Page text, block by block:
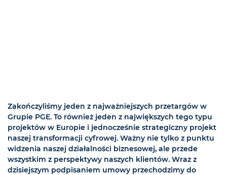
Zakończyliśmy jeden z najważniejszych przetargów w
Grupie PGE. To również jeden z największych tego typu
projektów w Europie i jednocześnie strategiczny projekt
naszej transformacji cyfrowej. Ważny nie tylko z punktu
widzenia naszej działalności biznesowej, ale przede
wszystkim z perspektywy naszych klientów. Wraz z
dzisiejszym podpisaniem umowy przechodzimy do